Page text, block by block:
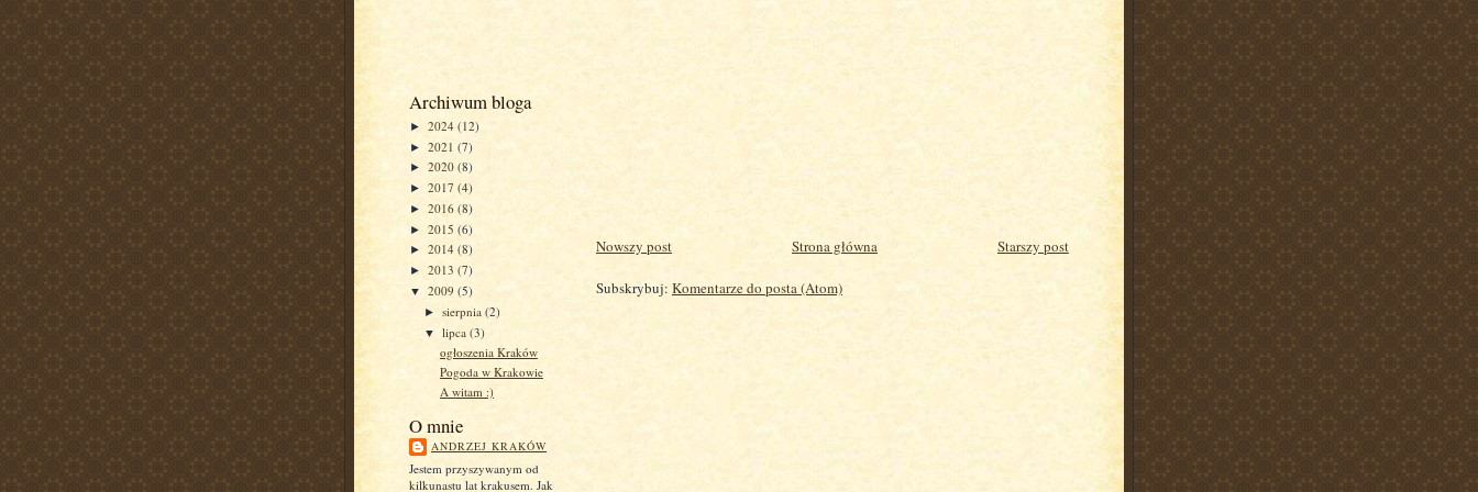
Archiwum bloga
► 2024 (12)
► 2021 (7)
► 2020 (8)
► 2017 (4)
► 2016 (8)
► 2015 (6)
► 2014 (8)
► 2013 (7)
▼ 2009 (5)
►sierpnia(2)
▼lipca(3)
ogłoszenia Kraków
Pogoda w Krakowie
A witam :)
O mnie
ANDRZEJ KRAKÓW
Jestem przyszywanym od
kilkunastu lat krakusem. Jak
Nowszy post Starszy post
Strona główna
Subskrybuj: Komentarze do posta (Atom)